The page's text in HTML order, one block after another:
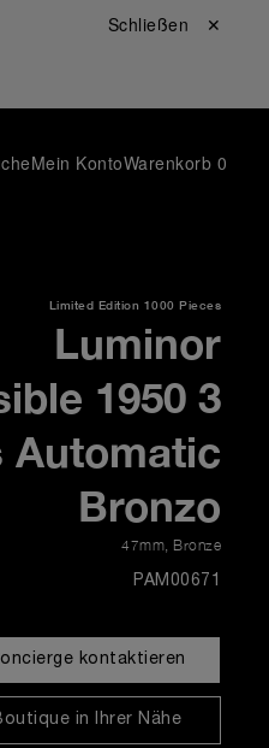
Schließen ✕
Mein KontoWarenkorb 0
Limited Edition 1000 Pieces
Luminor
1950 3
Automatic
Bronzo
47mm Bronze
PAM00671
kontaktieren
in Ihrer Nähe